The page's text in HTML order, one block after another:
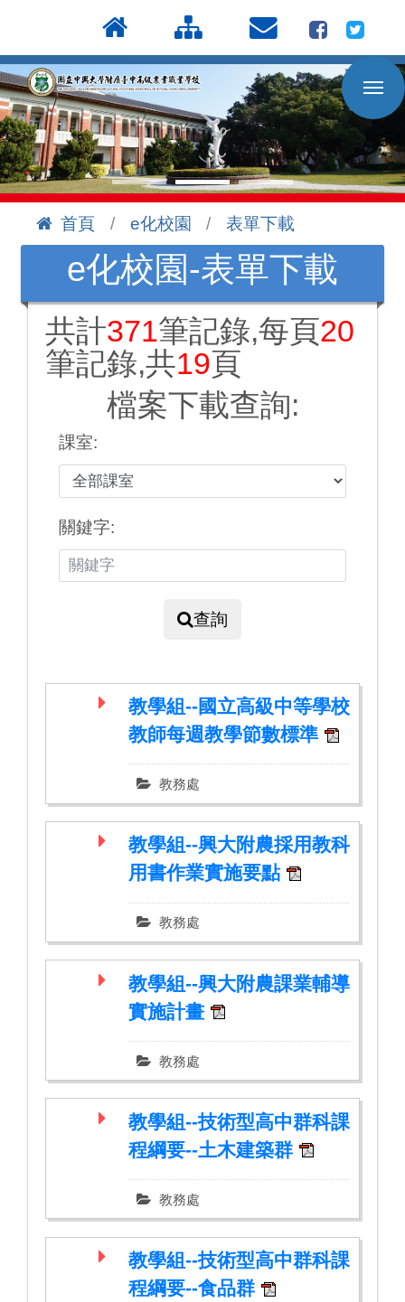
到
主
要
內
容
區
首頁 e化校園
表單下載
e化校園-表單下載
共計371筆記錄,每頁20
筆記錄,共19頁
檔案下載查詢:
課室:
關鍵字:
查詢
教學組--國立高級中等學校
教師每週教學節數標準
教務處
教學組--興大附農採用教科
用書作業實施要點
教務處
教學組--興大附農課業輔導
實施計畫
教務處
教學組--技術型高中群科課
程綱要--土木建築群
教務處
教學組--技術型高中群科課
程綱要--食品群